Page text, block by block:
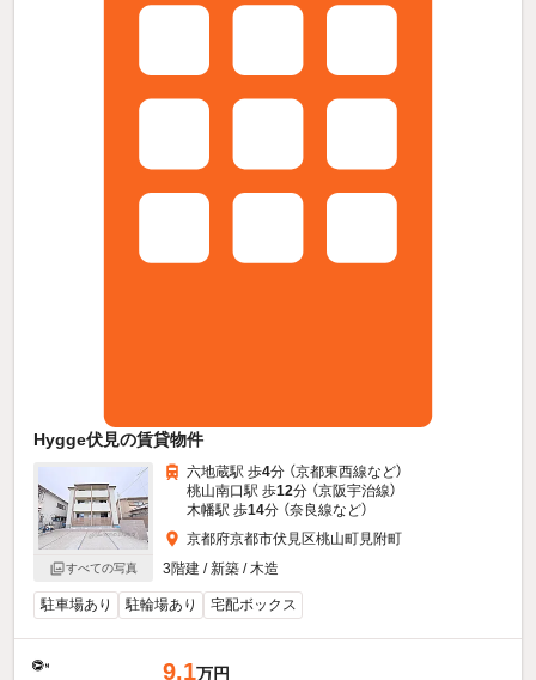
Hygge伏見の賃貸物件
すべての写真
六地蔵駅 歩4分 （京都東西線など）
桃山南口駅 歩12分 （京阪宇治線）
木幡駅 歩14分 （奈良線など）
京都府京都市伏見区桃山町見附町
3階建 / 新築 / 木造
駐車場あり 駐輪場あり 宅配ボックス
9.1万円